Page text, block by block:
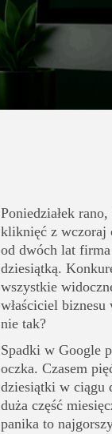
Poniedziałek
kliknięć z wczoraj
od dwóch lat firma
dziesiątką.
wszystkie
właściciel
nie tak?
Spadki w Google
oczka. Czasem
dziesiątki w ciągu
duża część
panika to